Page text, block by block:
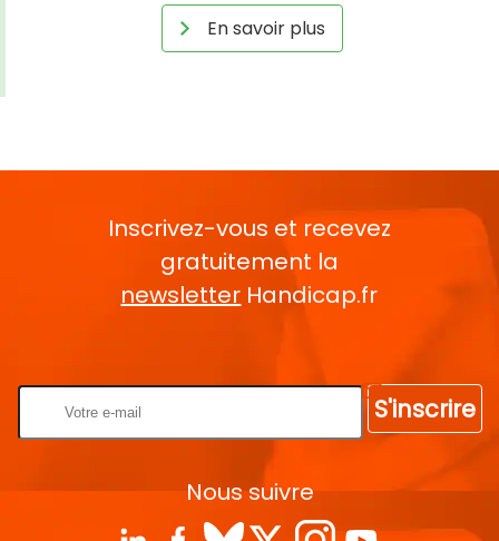
En savoir plus
Inscrivez-vous et recevez
gratuitement la
newsletter Handicap.fr
S'inscrire
Nous suivre